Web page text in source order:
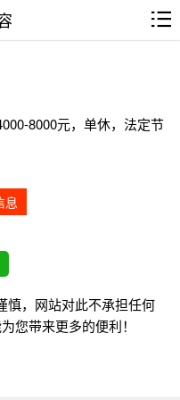
8000元，单休，法定节
息
慎，网站对此不承担任何
您带来更多的便利！